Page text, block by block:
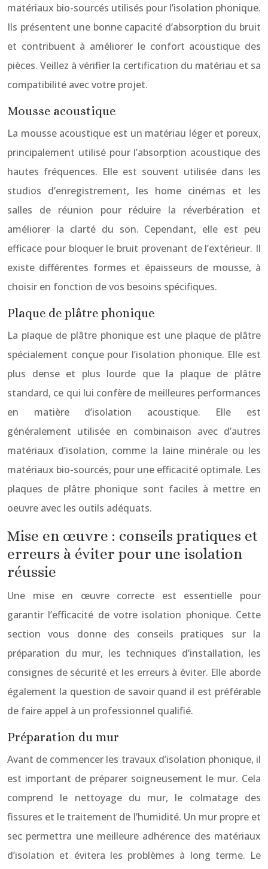
matériaux bio-sourcés utilisés pour l’isolation phonique.
Ils présentent une bonne capacité d’absorption du bruit
et contribuent à améliorer le confort acoustique des
pièces. Veillez à vérifier la certification du matériau et sa
compatibilité avec votre projet.
Mousse acoustique
La mousse acoustique est un matériau léger et poreux,
principalement utilisé pour l’absorption acoustique des
hautes fréquences. Elle est souvent utilisée dans les
studios d’enregistrement, les home cinémas et les
salles de réunion pour réduire la réverbération et
améliorer la clarté du son. Cependant, elle est peu
efficace pour bloquer le bruit provenant de l’extérieur. Il
existe différentes formes et épaisseurs de mousse, à
choisir en fonction de vos besoins spécifiques.
Plaque de plâtre phonique
La plaque de plâtre phonique est une plaque de plâtre
spécialement conçue pour l’isolation phonique. Elle est
plus dense et plus lourde que la plaque de plâtre
standard, ce qui lui confère de meilleures performances
en matière d’isolation acoustique. Elle est
généralement utilisée en combinaison avec d’autres
matériaux d’isolation, comme la laine minérale ou les
matériaux bio-sourcés, pour une efficacité optimale. Les
plaques de plâtre phonique sont faciles à mettre en
oeuvre avec les outils adéquats.
Mise en œuvre : conseils pratiques et
erreurs à éviter pour une isolation
réussie
Une mise en œuvre correcte est essentielle pour
garantir l’efficacité de votre isolation phonique. Cette
section vous donne des conseils pratiques sur la
préparation du mur, les techniques d’installation, les
consignes de sécurité et les erreurs à éviter. Elle aborde
également la question de savoir quand il est préférable
de faire appel à un professionnel qualifié.
Préparation du mur
Avant de commencer les travaux d’isolation phonique, il
est important de préparer soigneusement le mur. Cela
comprend le nettoyage du mur, le colmatage des
fissures et le traitement de l’humidité. Un mur propre et
sec permettra une meilleure adhérence des matériaux
d’isolation et évitera les problèmes à long terme. Le